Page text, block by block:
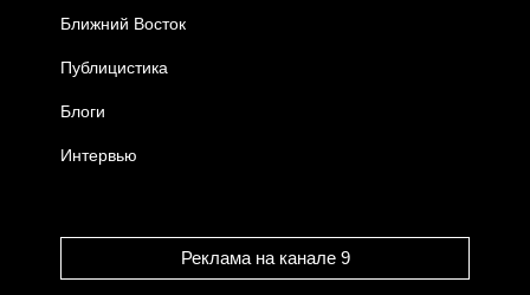
Ближний Восток
Публицистика
Блоги
Интервью
Реклама на канале 9